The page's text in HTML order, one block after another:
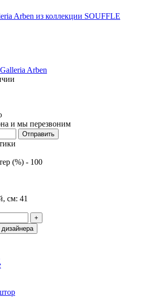
Galleria Arben
и мы перезвоним
Отправить
(%) - 100
см: 41
+
дизайнера